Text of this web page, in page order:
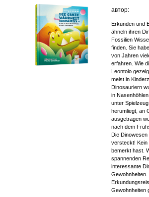
автор:
Erkunden und
ähneln ihren
Fossilien
finden. Sie
von Jahren
erfahren. Wie
Leontolo
meist in
Dinosauriern
in
unter
herumliegt, an
ausgetragen
nach dem
Die
versteckt! Kein
bemerkt hast.
spannenden
interessante
Gewohnheiten